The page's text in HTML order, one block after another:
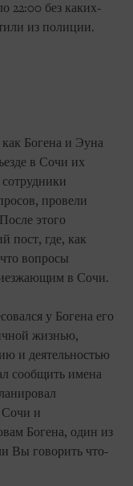
22:00 без каких-
из полиции.
Богена и Эуна
в Сочи их
провели
этого
пост, где, как
вопросы
в Сочи.
у Богена его
жизнью,
и деятельностью
сообщить имена
Сочи и
Богена, один из
Вы говорить что-